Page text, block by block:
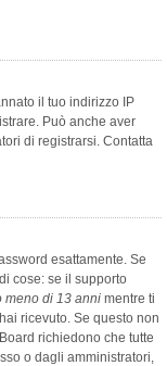
il tuo indirizzo IP
Può anche aver
di registrarsi. Contatta
esattamente. Se
cose: se il supporto
meno di 13 anni mentre ti
ricevuto. Se questo non
richiedono che tutte
o dagli amministratori,